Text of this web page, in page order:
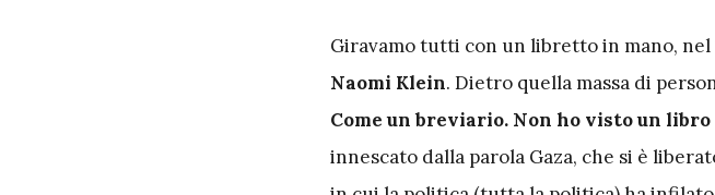
Giravamo tutti con un libretto in mano, nel
Naomi Klein. Dietro quella massa di
Come un breviario. Non ho visto un libro
innescato dalla parola Gaza, che si è